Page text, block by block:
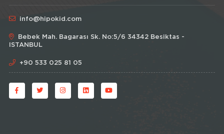
info@hipokid.com
Bebek Mah. Bagarası Sk. No:5/6 34342 Besiktas -
ISTANBUL
+90 533 025 81 05